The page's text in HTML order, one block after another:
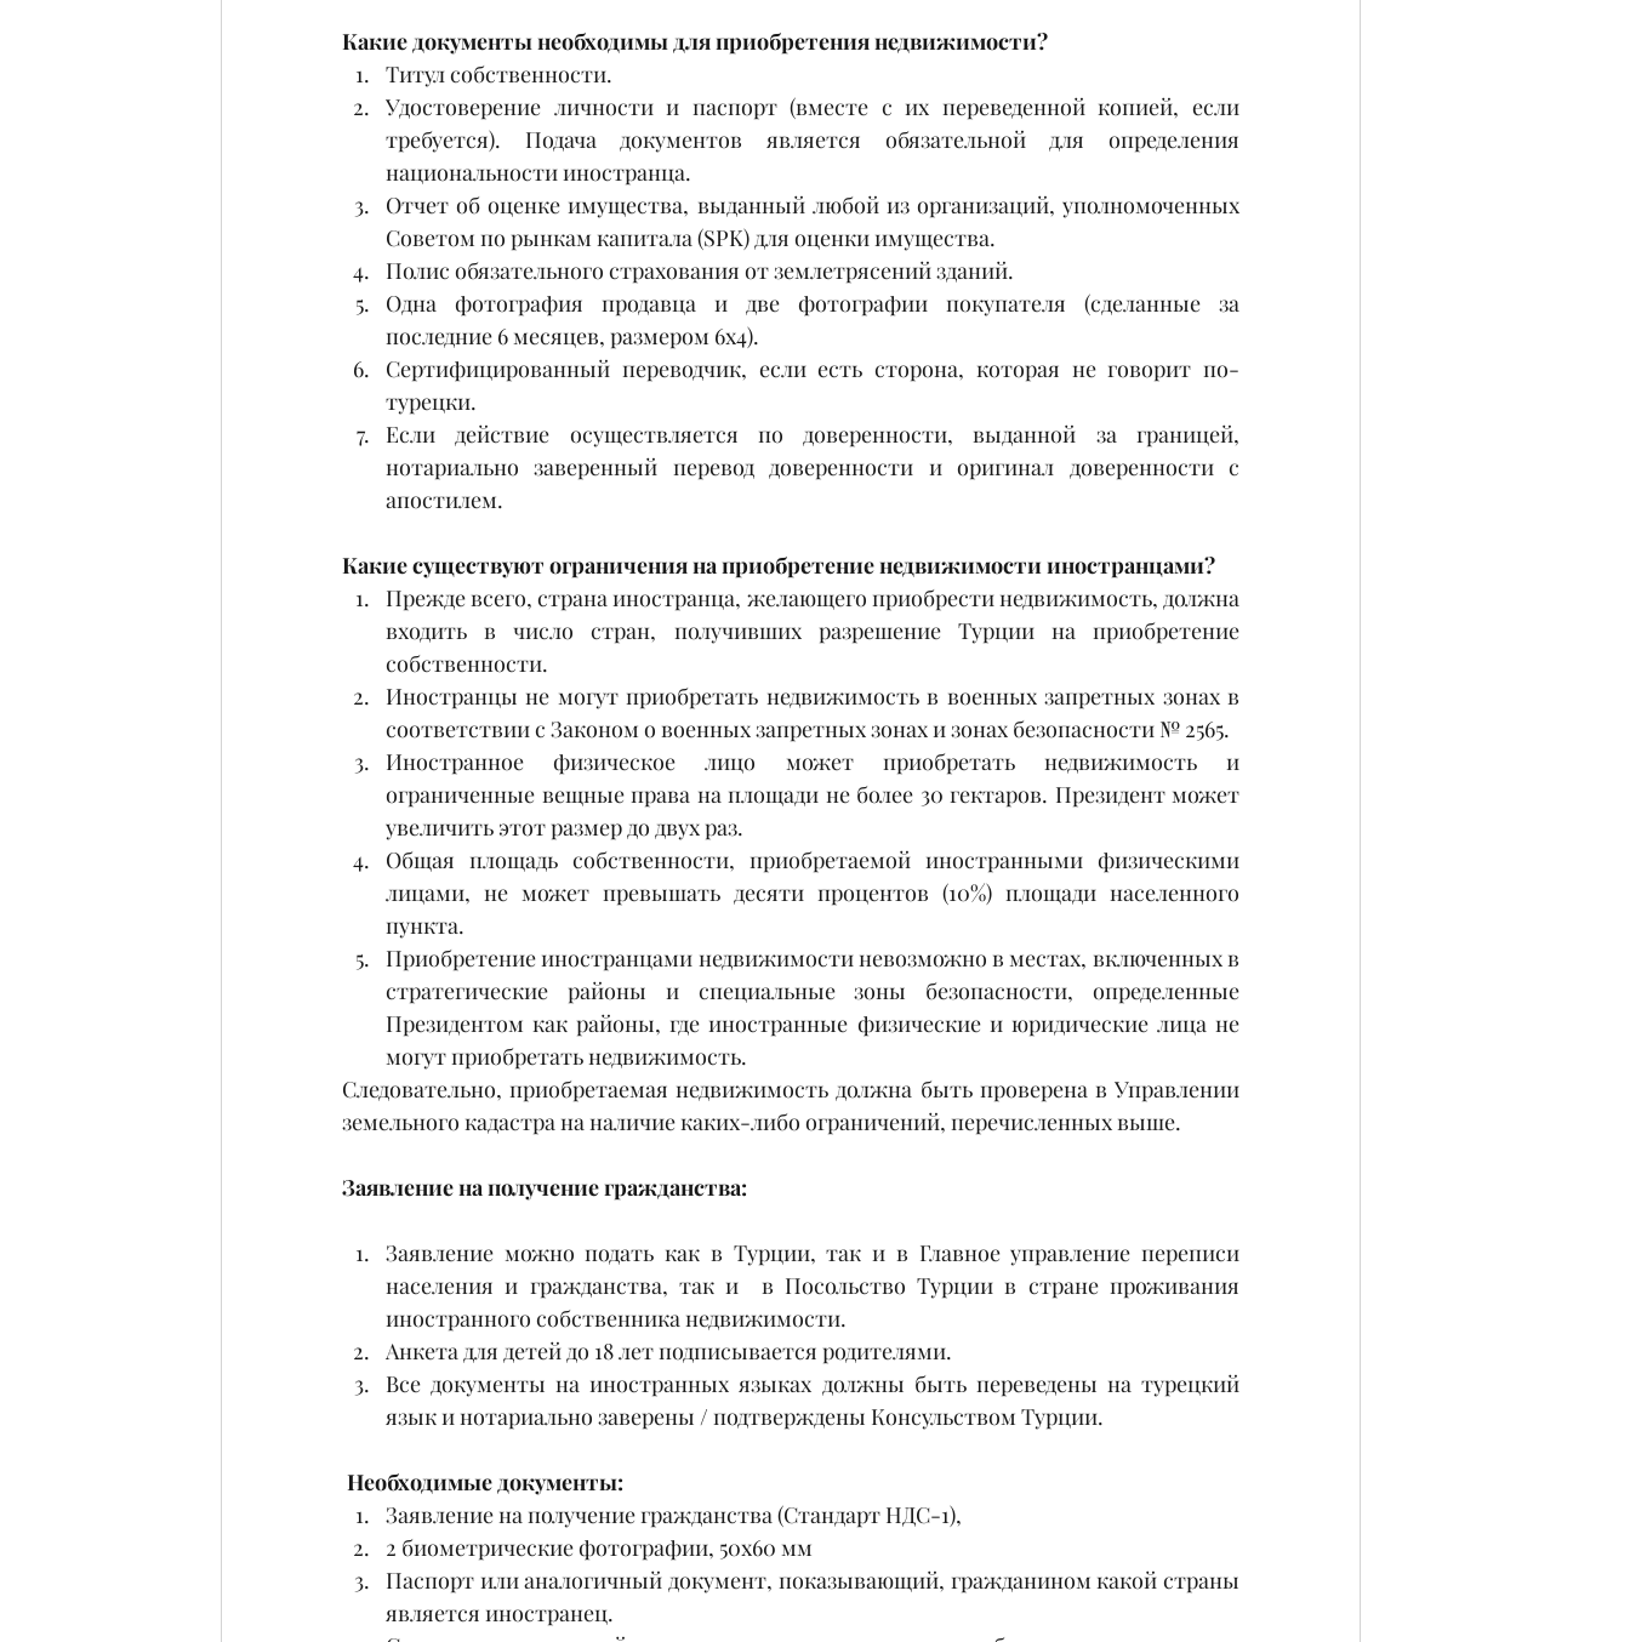
Какие документы необходимы для приобретения недвижимости?
Титул собственности.
Удостоверение личности и паспорт (вместе с их переведенной копией, если
требуется). Подача документов является обязательной для определения
национальности иностранца.
Отчет об оценке имущества, выданный любой из организаций, уполномоченных
Советом по рынкам капитала (SPK) для оценки имущества.
Полис обязательного страхования от землетрясений зданий.
Одна фотография продавца и две фотографии покупателя (сделанные за
последние 6 месяцев, размером 6x4).
Сертифицированный переводчик, если есть сторона, которая не говорит по-
турецки.
Если действие осуществляется по доверенности, выданной за границей,
нотариально заверенный перевод доверенности и оригинал доверенности с
апостилем.
Какие существуют ограничения на приобретение недвижимости иностранцами?
Прежде всего, страна иностранца, желающего приобрести недвижимость, должна
входить в число стран, получивших разрешение Турции на приобретение
собственности.
Иностранцы не могут приобретать недвижимость в военных запретных зонах в
соответствии с Законом о военных запретных зонах и зонах безопасности № 2565.
Иностранное физическое лицо может приобретать недвижимость и
ограниченные вещные права на площади не более 30 гектаров. Президент может
увеличить этот размер до двух раз.
Общая площадь собственности, приобретаемой иностранными физическими
лицами, не может превышать десяти процентов (10%) площади населенного
пункта.
Приобретение иностранцами недвижимости невозможно в местах, включенных в
стратегические районы и специальные зоны безопасности, определенные
Президентом как районы, где иностранные физические и юридические лица не
могут приобретать недвижимость.
Следовательно, приобретаемая недвижимость должна быть проверена в Управлении
земельного кадастра на наличие каких-либо ограничений, перечисленных выше.
Заявление на получение гражданства:
Заявление можно подать как в Турции, так и в Главное управление переписи
населения и гражданства, так и  в Посольство Турции в стране проживания
иностранного собственника недвижимости.
Анкета для детей до 18 лет подписывается родителями.
Все документы на иностранных языках должны быть переведены на турецкий
язык и нотариально заверены / подтверждены Консульством Турции.
Необходимые документы:
Заявление на получение гражданства (Стандарт НДС-1),
2 биометрические фотографии, 50х60 мм
Паспорт или аналогичный документ, показывающий, гражданином какой страны
является иностранец.